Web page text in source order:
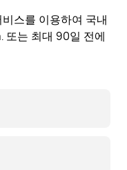
스를 이용하여 국내
또는 최대 90일 전에